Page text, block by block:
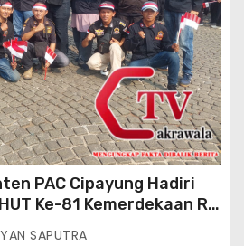
PAC Cipayung Hadiri
Ke-81 Kemerdekaan RI
SAPUTRA